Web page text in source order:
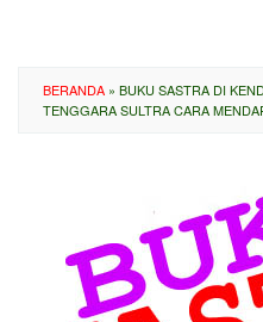
BERANDA » BUKU SASTRA DI
TENGGARA SULTRA CARA